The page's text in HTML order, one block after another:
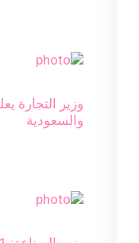
وزير التجارة
والسعودية